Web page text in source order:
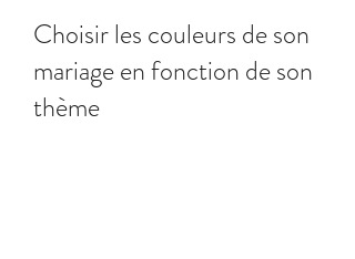
Choisir les couleurs de son
mariage en fonction de son
thème